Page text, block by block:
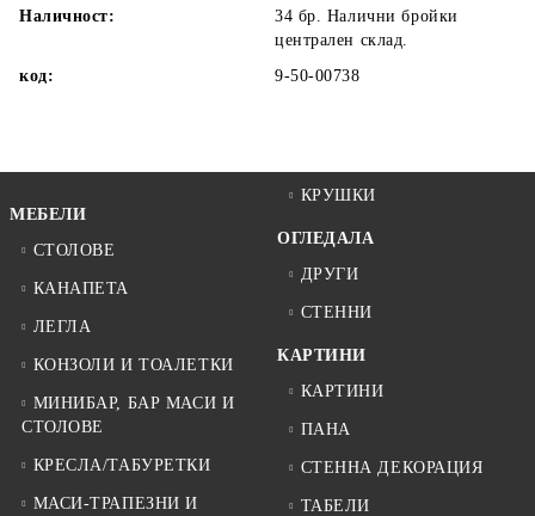
Наличност:
34 бр. Налични бройки
централен склад.
код:
9-50-00738
МЕБЕЛИ
СТОЛОВЕ
КАНАПЕТА
ЛЕГЛА
КОНЗОЛИ И ТОАЛЕТКИ
МИНИБАР, БАР МАСИ И
СТОЛОВЕ
КРЕСЛА/ТАБУРЕТКИ
МАСИ-ТРАПЕЗНИ И
КРУШКИ
ОГЛЕДАЛА
ДРУГИ
СТЕННИ
КАРТИНИ
КАРТИНИ
ПАНА
СТЕННА ДЕКОРАЦИЯ
ТАБЕЛИ